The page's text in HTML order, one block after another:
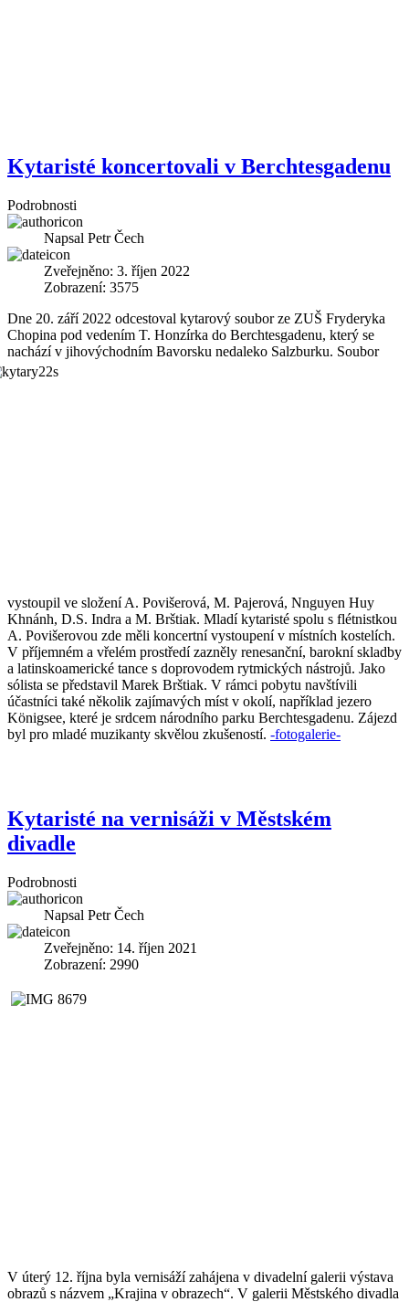
Kytaristé koncertovali v Berchtesgadenu
Podrobnosti
Napsal Petr Čech
Zveřejněno: 3. říjen 2022
Zobrazení: 3575
Dne 20. září 2022 odcestoval kytarový soubor ze ZUŠ Fryderyka
Chopina pod vedením T. Honzírka do Berchtesgadenu, který se
nachází v jihovýchodním Bavorsku nedaleko Salzburku. Soubor
vystoupil ve složení A. Povišerová, M. Pajerová, Nnguyen Huy
Khnánh, D.S. Indra a M. Brštiak. Mladí kytaristé spolu s flétnistkou
A. Povišerovou zde měli koncertní vystoupení v místních kostelích.
V příjemném a vřelém prostředí zazněly renesanční, barokní skladby
a latinskoamerické tance s doprovodem rytmických nástrojů. Jako
sólista se představil Marek Brštiak. V rámci pobytu navštívili
účastníci také několik zajímavých míst v okolí, například jezero
Königsee, které je srdcem národního parku Berchtesgadenu. Zájezd
byl pro mladé muzikanty skvělou zkušeností. -fotogalerie-
Kytaristé na vernisáži v Městském
divadle
Podrobnosti
Napsal Petr Čech
Zveřejněno: 14. říjen 2021
Zobrazení: 2990
V úterý 12. října byla vernisáží zahájena v divadelní galerii výstava
obrazů s názvem „Krajina v obrazech“. V galerii Městského divadla